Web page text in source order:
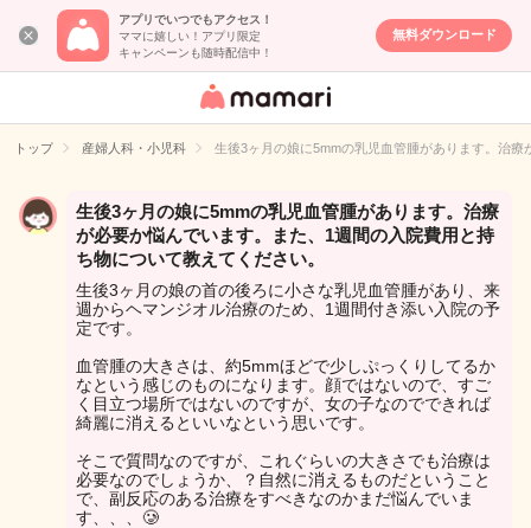
アプリでいつでもアクセス！
ママに嬉しい！アプリ限定
キャンペーンも随時配信中！
無料ダウンロード
女性専用匿名QA
イト
トップ 産婦人科・小児科 生後3ヶ月の娘に5mmの乳児血管腫があります。治
生後3ヶ月の娘に5mmの乳児血管腫があります。治療
が必要か悩んでいます。また、1週間の入院費用と持
ち物について教えてください。
生後3ヶ月の娘の首の後ろに小さな乳児血管腫があり、来
週からヘマンジオル治療のため、1週間付き添い入院の予
定です。
血管腫の大きさは、約5mmほどで少しぷっくりしてるか
なという感じのものになります。顔ではないので、すご
く目立つ場所ではないのですが、女の子なのでできれば
綺麗に消えるといいなという思いです。
そこで質問なのですが、これぐらいの大きさでも治療は
必要なのでしょうか、？自然に消えるものだということ
で、副反応のある治療をすべきなのかまだ悩んでいま
す、、、🥲